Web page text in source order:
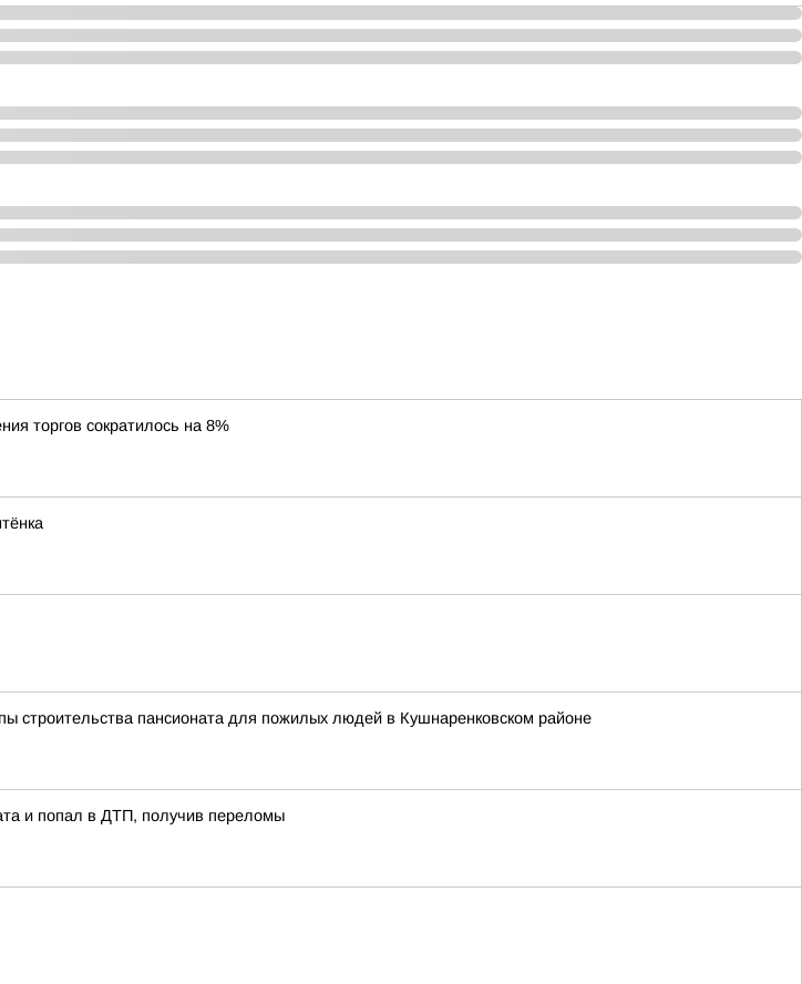
торгов сократилось на 8%
строительства пансионата для пожилых людей в Кушнаренковском районе
и попал в ДТП, получив переломы